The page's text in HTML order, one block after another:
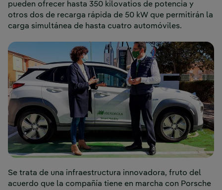
pueden ofrecer hasta 350 kilovatios de potencia y
otros dos de recarga rápida de 50 kW que permitirán la
carga simultánea de hasta cuatro automóviles.
Se trata de una infraestructura innovadora, fruto del
acuerdo que la compañía tiene en marcha con Porsche